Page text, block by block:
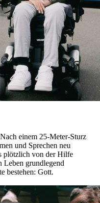
einem 25-Meter-Sturz
und Sprechen neu
plötzlich von der Hilfe
Leben grundlegend
bestehen: Gott.